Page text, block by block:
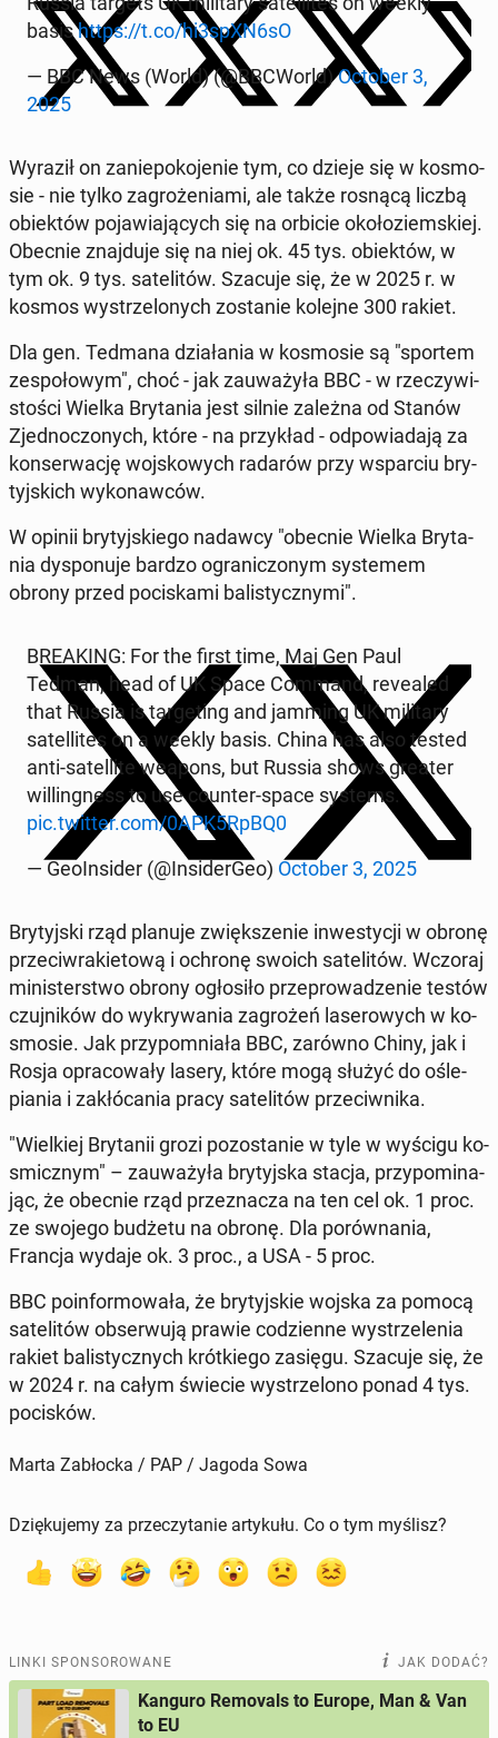
basishttps://t.co/hi3spXN6sO
— BBC News (World) (@BBCWorld)October 3,
2025
Wyraził on za­nie­po­ko­je­nie tym, co dzieje się w ko­smo­
sie - nie tylko za­gro­że­nia­mi, ale także rosnącą liczbą
obiek­tów po­ja­wia­ją­cych się na orbicie oko­ło­ziem­skiej.
Obecnie znaj­du­je się na niej ok. 45 tys. obiek­tów, w
tym ok. 9 tys. sa­te­li­tów. Szacuje się, że w 2025 r. w
kosmos wy­strze­lo­nych zo­sta­nie kolejne 300 rakiet.
Dla gen. Tedmana dzia­ła­nia w ko­smo­sie są "sportem
ze­spo­ło­wym", choć - jak za­uwa­ży­ła BBC - w rze­czy­wi­
sto­ści Wielka Bry­ta­nia jest silnie zależna od Stanów
Zjed­no­czo­nych, które - na przy­kład - od­po­wia­da­ją za
kon­ser­wa­cję woj­sko­wych radarów przy wspar­ciu bry­
tyj­skich wy­ko­naw­ców.
W opinii bry­tyj­skie­go nadawcy "obecnie Wielka Bry­ta­
nia dys­po­nu­je bardzo ogra­ni­czo­nym sys­te­mem
obrony przed po­ci­ska­mi ba­li­stycz­ny­mi".
BRE­AKING: For the first time, Maj Gen Paul
Tedman, head of UK Space Command, re­ve­aled
that Russia is tar­ge­ting and jamming UK mi­li­ta­ry
sa­tel­li­tes on a weekly basis. China has also tested
anti-sa­tel­li­te weapons, but Russia shows greater
wil­lin­gness to use counter-space systems.
pic.twitter.com/0APK5RpBQ0
— Geo­In­si­der (@In­si­der­Geo) October 3, 2025
Bry­tyj­ski rząd planuje zwięk­sze­nie in­we­sty­cji w obronę
prze­ciw­ra­kie­to­wą i ochronę swoich sa­te­li­tów. Wczoraj
mi­ni­ster­stwo obrony ogło­si­ło prze­pro­wa­dze­nie testów
czuj­ni­ków do wy­kry­wa­nia za­gro­żeń la­se­ro­wych w ko­
smo­sie. Jak przy­po­mnia­ła BBC, zarówno Chiny, jak i
Rosja opra­co­wa­ły lasery, które mogą służyć do ośle­
pia­nia i za­kłó­ca­nia pracy sa­te­li­tów prze­ciw­ni­ka.
"Wiel­kiej Bry­ta­nii grozi po­zo­sta­nie w tyle w wyścigu ko­
smicz­nym" – za­uwa­ży­ła bry­tyj­ska stacja, przy­po­mi­na­
jąc, że obecnie rząd prze­zna­cza na ten cel ok. 1 proc.
ze swojego budżetu na obronę. Dla po­rów­na­nia,
Francja wydaje ok. 3 proc., a USA - 5 proc.
BBC po­in­for­mo­wa­ła, że bry­tyj­skie wojska za pomocą
sa­te­li­tów ob­ser­wu­ją prawie co­dzien­ne wy­strze­le­nia
rakiet ba­li­stycz­nych krót­kie­go zasięgu. Szacuje się, że
w 2024 r. na całym świecie wy­strze­lo­no ponad 4 tys.
po­ci­sków.
Marta Zabłocka / PAP / Jagoda Sowa
Dziękujemy za przeczytanie artykułu. Co o tym myślisz?
LINKI SPONSOROWANE JAK DODAĆ?
Kanguro Removals to Europe, Man & Van
to EU